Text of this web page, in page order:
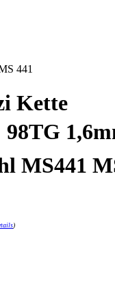
441
Kette
98TG
MS441
)